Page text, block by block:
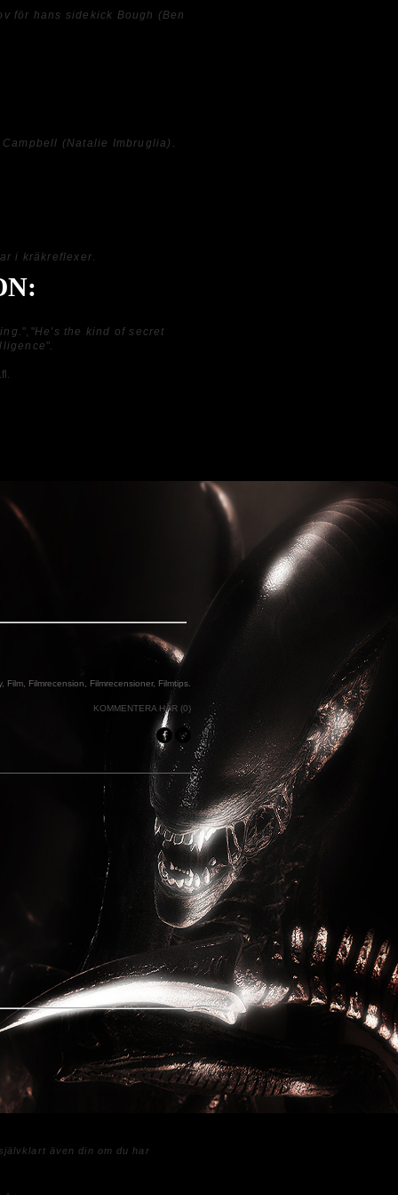
för hans sidekick Bough (Ben
(Natalie Imbruglia) .
i kräkreflexer.
", "He's the kind of secret
".
, Film Filmrecension Filmrecensioner, Filmtips
KOMMENTERA HÄR (0)
även din om du har